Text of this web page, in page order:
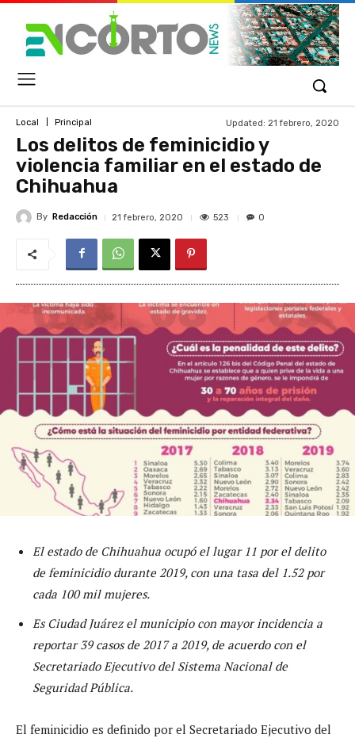
Local Principal Updated: 21 febrero, 2020
Los delitos de feminicidio y
violencia familiar en el estado de
Chihuahua
By Redacción 21 febrero, 2020 523 0
El estado de Chihuahua ocupó el lugar 11 por el delito
de feminicidio durante 2019, con una tasa del 1.52 por
cada 100 mil mujeres.
Es Ciudad Juárez el municipio con mayor incidencia a
reportar 39 casos de 2017 a 2019, de acuerdo con el
Secretariado Ejecutivo del Sistema Nacional de
Seguridad Pública.
El feminicidio es definido por el Secretariado Ejecutivo del